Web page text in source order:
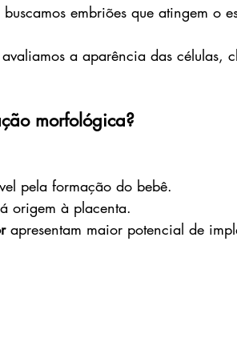
buscamos embriões que atingem o
avaliamos a aparência das células,
morfológica?
pela formação do bebê.
origem à placenta.
apresentam maior potencial de